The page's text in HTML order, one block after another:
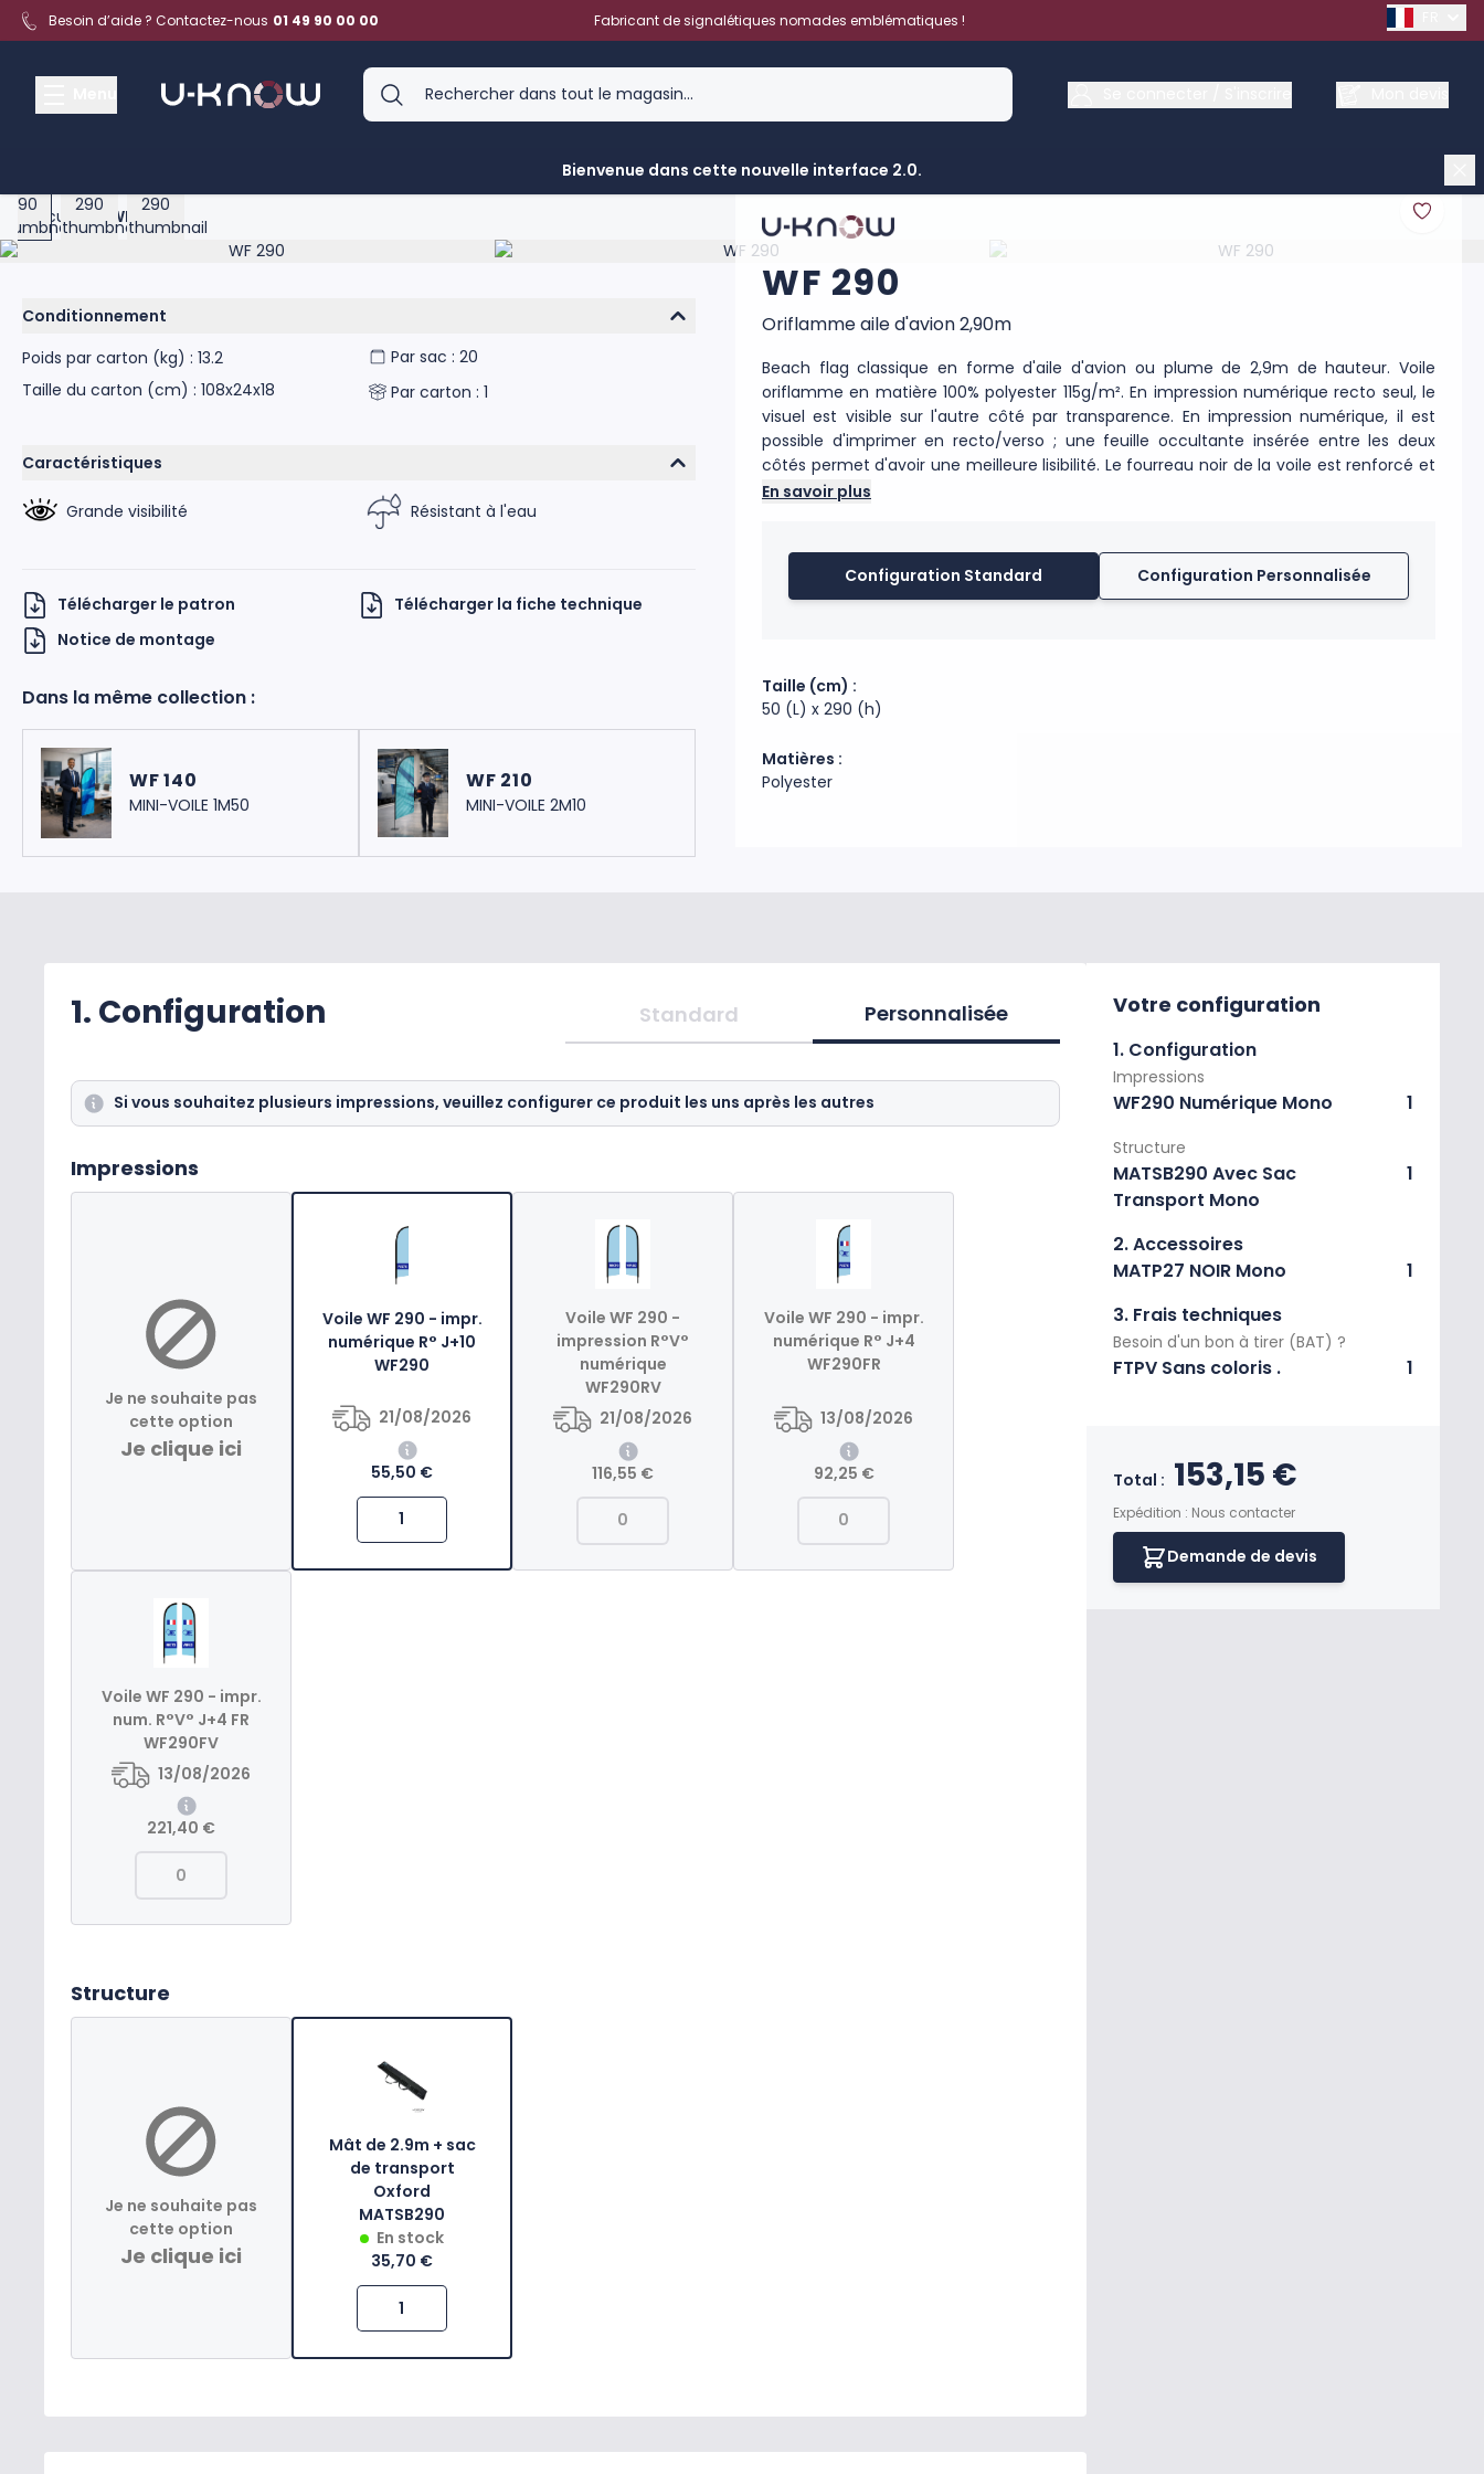
Aller au contenu
Besoin d’aide ? Contactez-nous 01 49 90 00 00 Fabricant de signalétiques nomades emblématiques !
Bienvenue dans cette nouvelle interface 2.0.
Accueil >
WF 290
Product image gallery - scroll to see more images
Conditionnement
Poids par carton (kg) : 13.2
Taille du carton (cm) : 108x24x18
Par sac : 20
Par carton : 1
Caractéristiques
Grande visibilité Résistant à l'eau
Télécharger le patron
Télécharger la fiche technique
Notice de montage
Dans la même collection :
WF 140
MINI-VOILE 1M50
WF 210
MINI-VOILE 2M10
WF 290
Oriflamme aile d'avion 2,90m
Beach flag classique en forme d'aile d'avion ou plume de 2,9m de hauteur. Voile
oriflamme en matière 100% polyester 115g/m². En impression numérique recto seul, le
visuel est visible sur l'autre côté par transparence. En impression numérique, il est
possible d'imprimer en recto/verso ; une feuille occultante insérée entre les deux
côtés permet d'avoir une meilleure lisibilité. Le fourreau noir de la voile est renforcé et
fabriqué dans un polyester Oxford 300 D. Le mât est en fibre de carbone (très
élastique. Utilisation intérieure et extérieure. Garanti pour un vent inférieur à 70 km/h.
Structure disponible sur stock dans notre entrepôt parisien, impression réalisée après
Fabrication : Chine, France
En savoir plus
Configuration Standard Configuration Personnalisée
Taille (cm) :
50 (L) x 290 (h)
Matières :
Polyester
1. Configuration Standard Personnalisée
Si vous souhaitez plusieurs impressions, veuillez configurer ce produit les uns après les autres
Impressions
Je ne souhaite pas
cette option
Je clique ici
Voile WF 290 - impr.
numérique R° J+10
WF290
21/08/2026
55,50 €
Voile WF 290 -
impression R°V°
numérique
WF290RV
21/08/2026
116,55 €
Voile WF 290 - impr.
numérique R° J+4
WF290FR
13/08/2026
92,25 €
Voile WF 290 - impr.
num. R°V° J+4 FR
WF290FV
13/08/2026
221,40 €
Structure
Je ne souhaite pas
cette option
Je clique ici
Mât de 2.9m + sac
de transport
Oxford
MATSB290
En stock
35,70 €
Votre configuration
1. Configuration
Impressions
WF290 Numérique Mono 1
Structure
MATSB290 Avec Sac
Transport Mono
1
2. Accessoires
MATP27 NOIR Mono
1
3. Frais techniques
Besoin d'un bon à tirer (BAT) ?
FTPV Sans coloris . 1
Total : Prix final du
153,15 €
Expédition : Nous contacter
Demande de devis